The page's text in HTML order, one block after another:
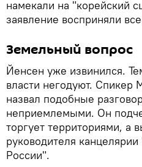
намекали на "корейский
заявление восприняли
Земельный вопрос
Йенсен уже извинился.
власти негодуют.
назвал подобные
неприемлемыми. Он
торгует территориями, а
руководителя
России".